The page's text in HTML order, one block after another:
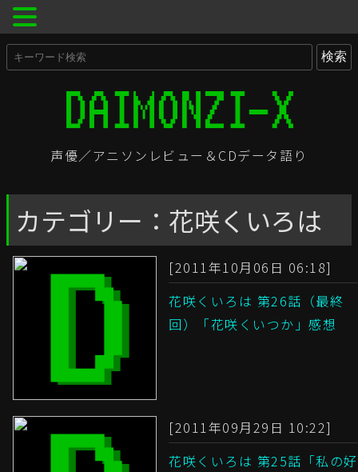
声優／アニソンレビュー＆CDデータ語り
カテゴリー：花咲くいろは
[2011年10月06日 06:18]
花咲くいろは 第26話（最終
回）「花咲くいつか」感想
[2011年09月29日 10:22]
花咲くいろは 第25話「私の好